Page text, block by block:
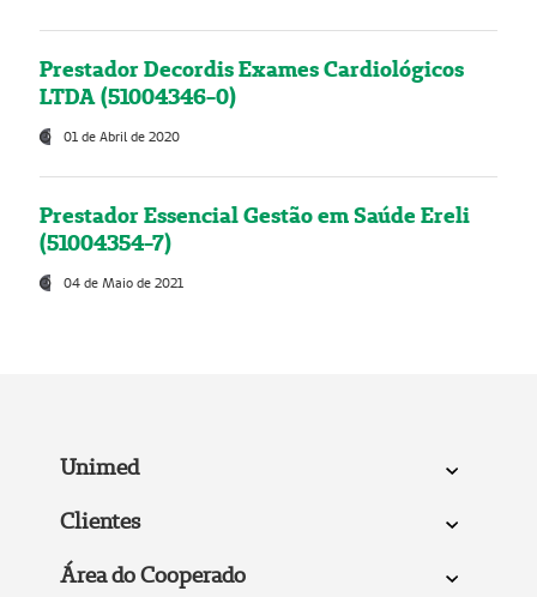
Prestador Decordis Exames Cardiológicos
LTDA (51004346-0)
01 de Abril de 2020
Prestador Essencial Gestão em Saúde Ereli
(51004354-7)
04 de Maio de 2021
Unimed
Clientes
Área do Cooperado